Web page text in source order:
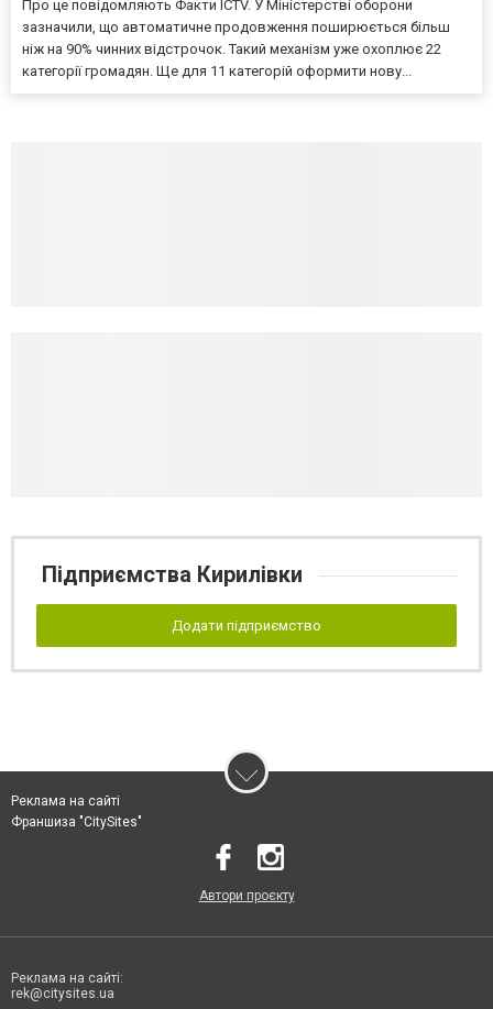
Про це повідомляють Факти ICTV. У Міністерстві оборони
зазначили, що автоматичне продовження поширюється більш
ніж на 90% чинних відстрочок. Такий механізм уже охоплює 22
категорії громадян. Ще для 11 категорій оформити нову...
Підприємства Кирилівки
Додати підприємство
Реклама на сайті
Франшиза "CitySites"
Автори проєкту
Реклама на сайті:
rek@citysites.ua